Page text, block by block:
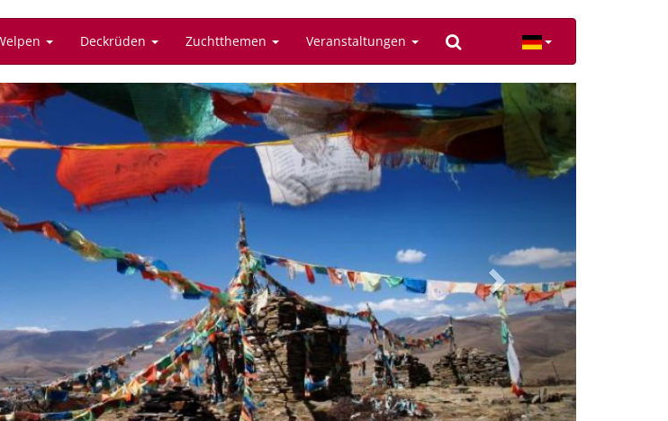
Deckrüden Zuchtthemen Veranstaltungen
Next